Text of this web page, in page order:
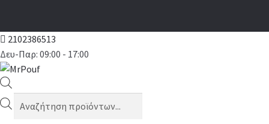
2102386513
Δευ-Παρ: 09:00 - 17:00
Products
search